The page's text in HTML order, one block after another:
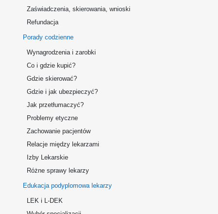
Zaświadczenia, skierowania, wnioski
Refundacja
Porady codzienne
Wynagrodzenia i zarobki
Co i gdzie kupić?
Gdzie skierować?
Gdzie i jak ubezpieczyć?
Jak przetłumaczyć?
Problemy etyczne
Zachowanie pacjentów
Relacje między lekarzami
Izby Lekarskie
Różne sprawy lekarzy
Edukacja podyplomowa lekarzy
LEK i L-DEK